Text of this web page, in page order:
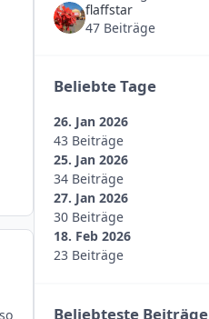
flaffstar
47 Beiträge
Beliebte Tage
26. Jan 2026
43 Beiträge
25. Jan 2026
34 Beiträge
27. Jan 2026
30 Beiträge
18. Feb 2026
23 Beiträge
Beliebteste Beiträge